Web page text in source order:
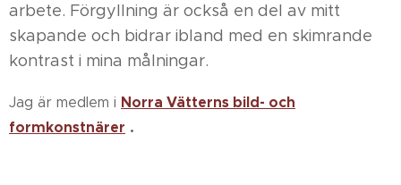
arbete. Förgyllning är också en del av mitt
skapande och bidrar ibland med en skimrande
kontrast i mina målningar.
Jag är medlem i Norra Vätterns bild- och
formkonstnärer .